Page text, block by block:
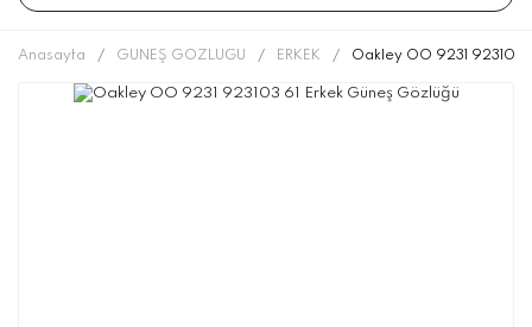
Anasayfa GÜNEŞ GÖZLÜĞÜ ERKEK Oakley OO 9231 923103